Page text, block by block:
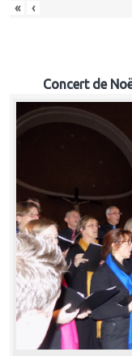
« ‹
Concert de